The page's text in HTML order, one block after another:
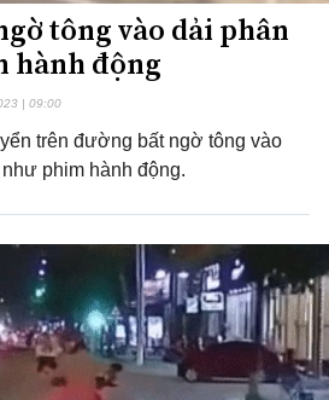
tông vào dải phân
hành động
| 09:00
trên đường bất ngờ tông vào
phim hành động.